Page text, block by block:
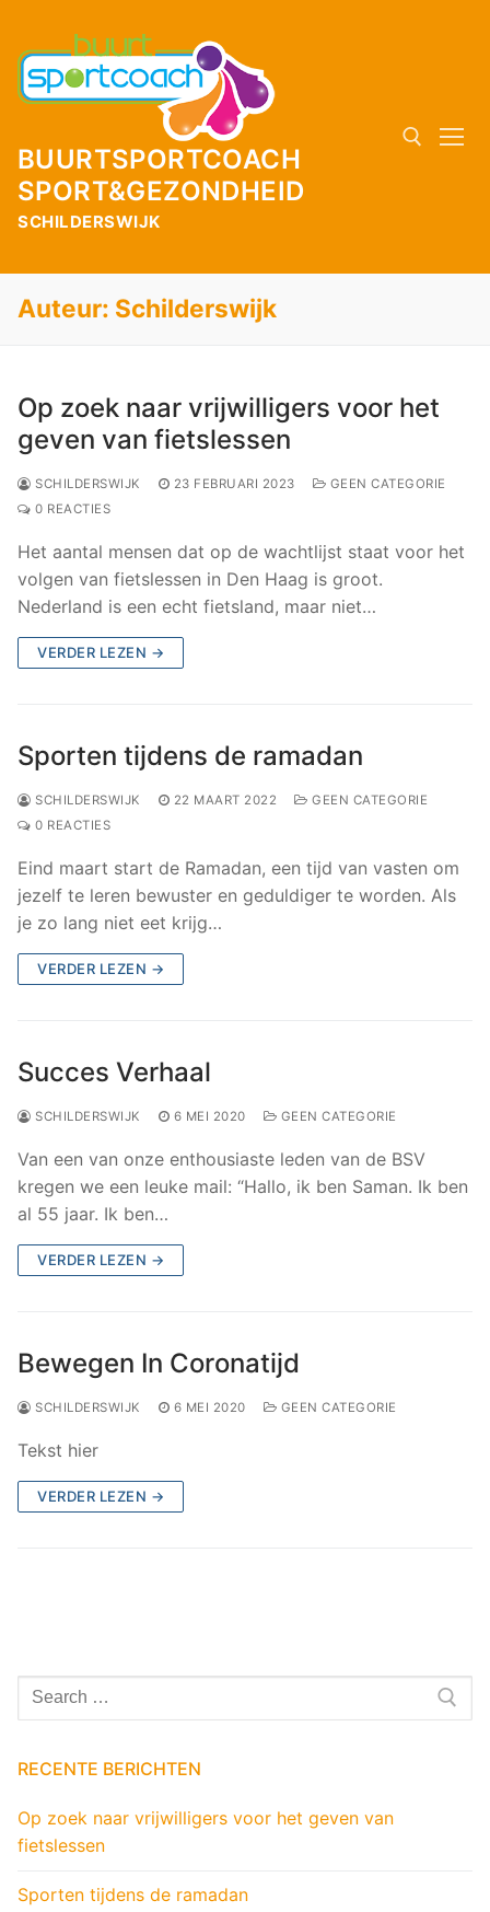
inhoud
springen
BUURTSPORTCOACH
SPORT&GEZONDHEID
SCHILDERSWIJK
Auteur: Schilderswijk
Op zoek naar vrijwilligers voor het
geven van fietslessen
SCHILDERSWIJK 23 FEBRUARI 2023
GEEN CATEGORIE
0 REACTIES
Het aantal mensen dat op de wachtlijst staat voor het
volgen van fietslessen in Den Haag is groot.
Nederland is een echt fietsland, maar niet…
VERDER LEZEN →
Sporten tijdens de ramadan
SCHILDERSWIJK 22 MAART 2022
GEEN CATEGORIE
0 REACTIES
Eind maart start de Ramadan, een tijd van vasten om
jezelf te leren bewuster en geduldiger te worden. Als
je zo lang niet eet krijg…
VERDER LEZEN →
Succes Verhaal
SCHILDERSWIJK 6 MEI 2020 GEEN CATEGORIE
Van een van onze enthousiaste leden van de BSV
kregen we een leuke mail: “Hallo, ik ben Saman. Ik ben
al 55 jaar. Ik ben…
VERDER LEZEN →
Bewegen In Coronatijd
SCHILDERSWIJK 6 MEI 2020 GEEN CATEGORIE
Tekst hier
VERDER LEZEN →
Zoeken
naar:
RECENTE BERICHTEN
Op zoek naar vrijwilligers voor het geven van
fietslessen
Sporten tijdens de ramadan